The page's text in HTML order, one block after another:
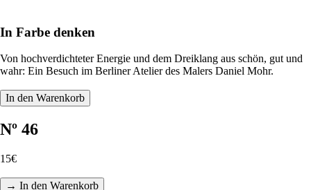
In Farbe denken
Von hochverdichteter Energie und dem Dreiklang aus schön, gut und
wahr: Ein Besuch im Berliner Atelier des Malers Daniel Mohr.
In den Warenkorb
Nº 46
15€
→ In den Warenkorb